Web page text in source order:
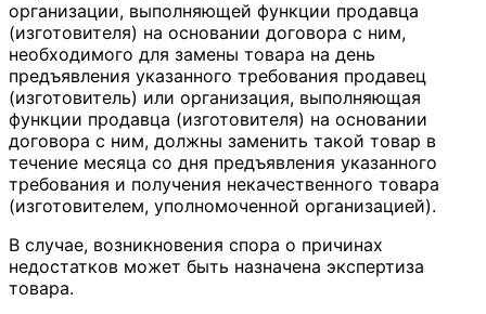
организации, выполняющей функции продавца
(изготовителя) на основании договора с ним,
необходимого для замены товара на день
предъявления указанного требования продавец
(изготовитель) или организация, выполняющая
функции продавца (изготовителя) на основании
договора с ним, должны заменить такой товар в
течение месяца со дня предъявления указанного
требования и получения некачественного товара
(изготовителем, уполномоченной организацией).
В случае, возникновения спора о причинах
недостатков может быть назначена экспертиза
товара.